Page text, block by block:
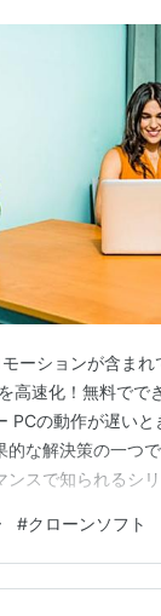
ーションが含まれ
高速化！無料でで
PCの動作が遅い
的な解決策の一つ
ンスで知られるシ
ょう。 しかし、
なるのが「データ
、大切なデータを
#クローンソフト